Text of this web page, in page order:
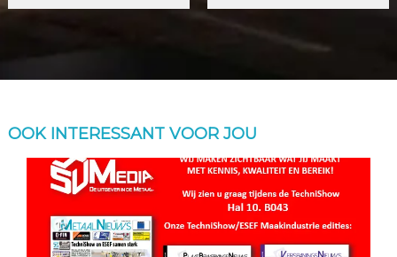
OOK INTERESSANT VOOR JOU